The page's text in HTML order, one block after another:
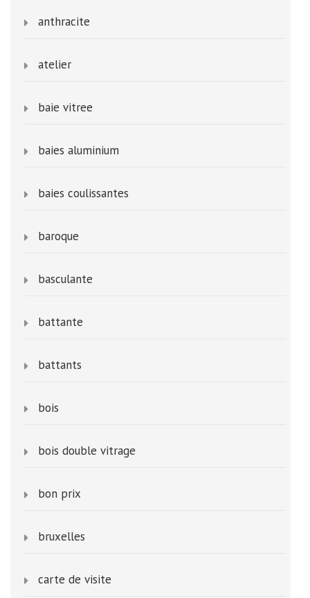
anthracite
atelier
baie vitree
baies aluminium
baies coulissantes
baroque
basculante
battante
battants
bois
bois double vitrage
bon prix
bruxelles
carte de visite